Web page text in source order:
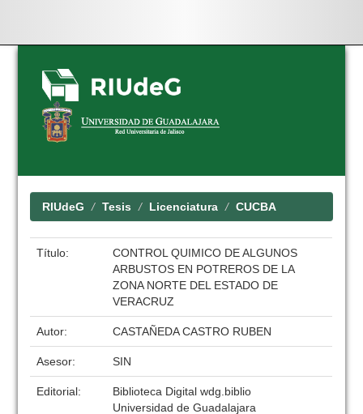
Skip
navigation
RIUdeG Tesis Licenciatura CUCBA
Título:
CONTROL QUIMICO DE ALGUNOS
ARBUSTOS EN POTREROS DE LA
ZONA NORTE DEL ESTADO DE
VERACRUZ
Autor: CASTAÑEDA CASTRO RUBEN
Asesor: SIN
Editorial:
Biblioteca Digital wdg.biblio
Universidad de Guadalajara